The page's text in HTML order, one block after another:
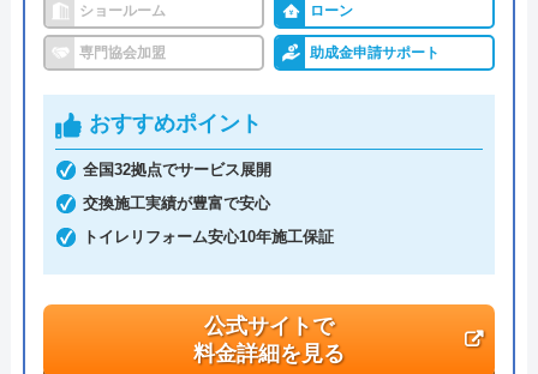
ショールーム ローン
専門協会加盟 助成金申請サポート
おすすめポイント
全国32拠点でサービス展開
交換施工実績が豊富で安心
トイレリフォーム安心10年施工保証
公式サイトで
料金詳細を見る